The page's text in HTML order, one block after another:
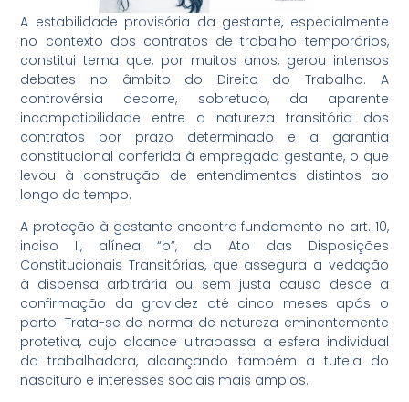
A estabilidade provisória da gestante, especialmente
no contexto dos contratos de trabalho temporários,
constitui tema que, por muitos anos, gerou intensos
debates no âmbito do Direito do Trabalho. A
controvérsia decorre, sobretudo, da aparente
incompatibilidade entre a natureza transitória dos
contratos por prazo determinado e a garantia
constitucional conferida à empregada gestante, o que
levou à construção de entendimentos distintos ao
longo do tempo.
A proteção à gestante encontra fundamento no art. 10,
inciso II, alínea “b”, do Ato das Disposições
Constitucionais Transitórias, que assegura a vedação
à dispensa arbitrária ou sem justa causa desde a
confirmação da gravidez até cinco meses após o
parto. Trata-se de norma de natureza eminentemente
protetiva, cujo alcance ultrapassa a esfera individual
da trabalhadora, alcançando também a tutela do
nascituro e interesses sociais mais amplos.